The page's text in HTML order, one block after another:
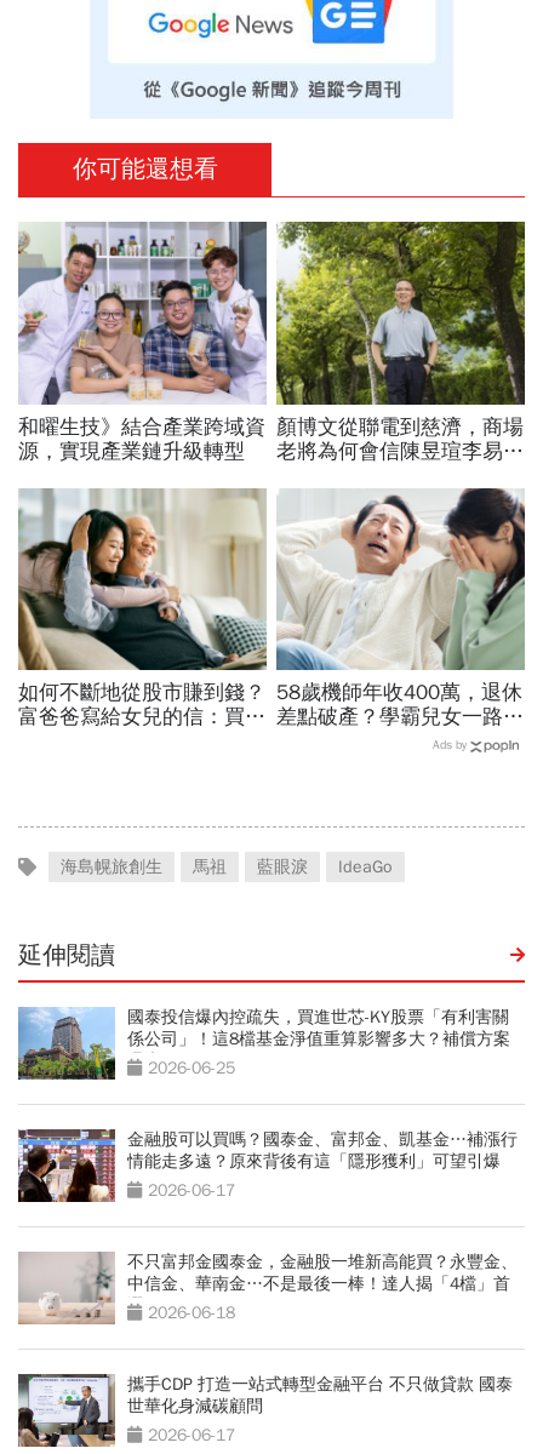
你可能還想看
和曜生技》結合產業跨域資
源，實現產業鏈升級轉型
顏博文從聯電到慈濟，商場
老將為何會信陳昱瑄李易
聲：將捍衛信眾捐款、蔡英
文也說話
如何不斷地從股市賺到錢？
富爸爸寫給女兒的信：買股
58歲機師年收400萬，退休
差點破產？學霸兒女一路私
校、每月5萬學費掏空存
Ads by
海島幌旅創生 馬祖 藍眼淚 IdeaGo
延伸閱讀
國泰投信爆內控疏失，買進世芯-KY股票「有利害關
係公司」！這8檔基金淨值重算影響多大？補償方案
曝光2026-06-25
金融股可以買嗎？國泰金、富邦金、凱基金…補漲行
情能走多遠？原來背後有這「隱形獲利」可望引爆
2026-06-17
不只富邦金國泰金，金融股一堆新高能買？永豐金、
中信金、華南金…不是最後一棒！達人揭「4檔」首
選 2026-06-18
攜手CDP 打造一站式轉型金融平台 不只做貸款 國泰
世華化身減碳顧問
2026-06-17